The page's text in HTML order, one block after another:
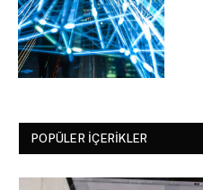
POPÜLER İÇERIKLER